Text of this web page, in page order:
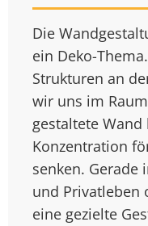
Die
ein Deko-
Strukturen an
wir uns im
gestaltete
Konzentration
senken. Gerade
und Privatleben
eine gezielte